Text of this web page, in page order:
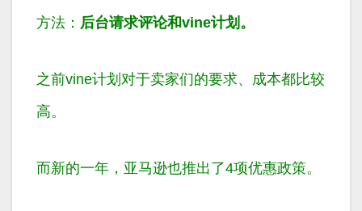
方法： 后台请求评论和vine计划。
之前vine计划对于卖家们的要求、成本都比较
高。
而新的一年，亚马逊也推出了4项优惠政策。